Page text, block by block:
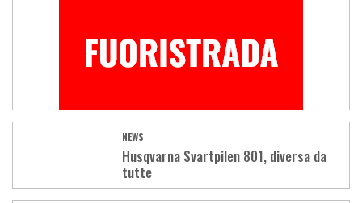
NEWS
Husqvarna Svartpilen 801, diversa da
tutte